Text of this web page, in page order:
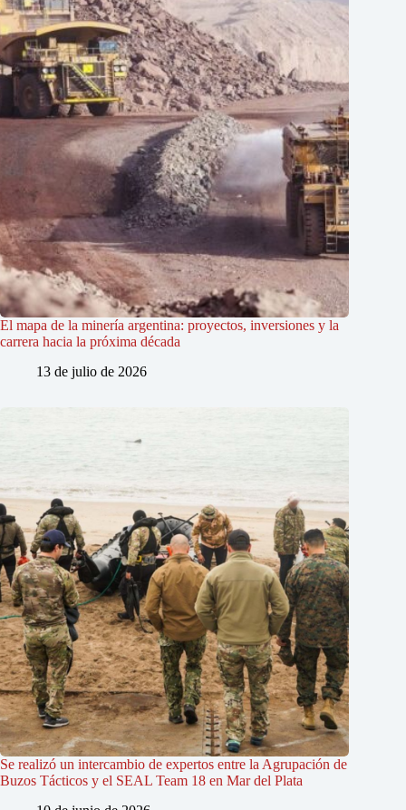
El mapa de la minería argentina: proyectos, inversiones y la
carrera hacia la próxima década
13 de julio de 2026
Se realizó un intercambio de expertos entre la Agrupación de
Buzos Tácticos y el SEAL Team 18 en Mar del Plata